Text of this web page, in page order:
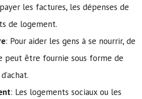
les factures, les dépenses de
de logement.
: Pour aider les gens à se nourrir, de
peut être fournie sous forme de
: Les logements sociaux ou les